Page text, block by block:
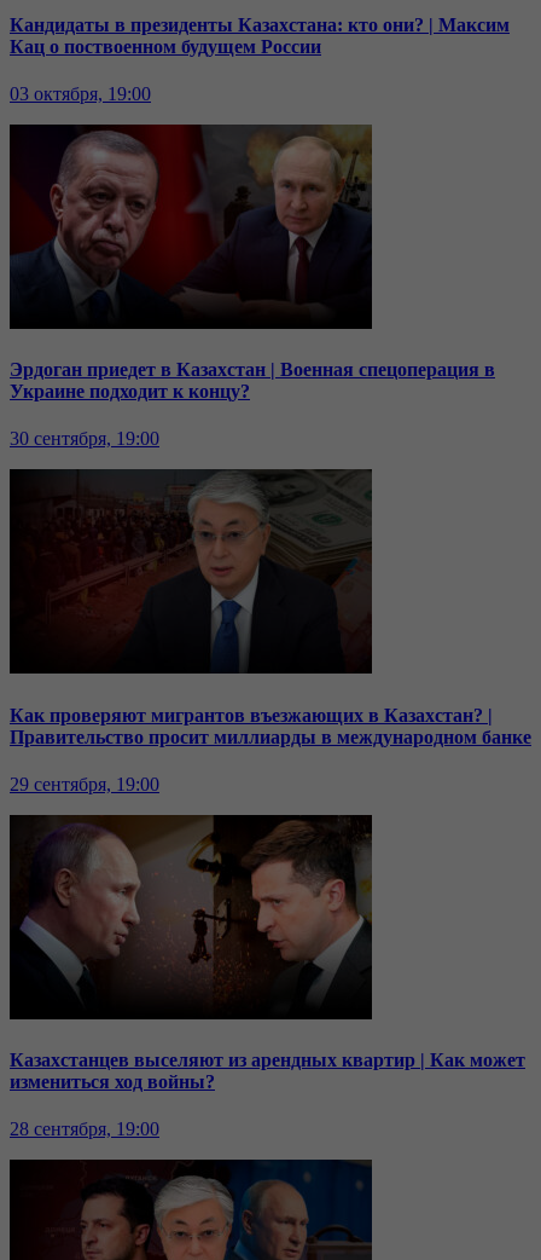
Кандидаты в президенты Казахстана: кто они? | Максим
Кац о поствоенном будущем России
03 октября, 19:00
Эрдоган приедет в Казахстан | Военная спецоперация в
Украине подходит к концу?
30 сентября, 19:00
Как проверяют мигрантов въезжающих в Казахстан? |
Правительство просит миллиарды в международном банке
29 сентября, 19:00
Казахстанцев выселяют из арендных квартир | Как может
измениться ход войны?
28 сентября, 19:00